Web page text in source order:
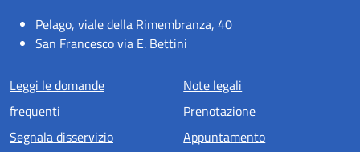
Pelago, viale della Rimembranza, 40
San Francesco via E. Bettini
Menu piè di pagina
Leggi le domande
frequenti
Segnala disservizio
Note legali
Prenotazione
Appuntamento